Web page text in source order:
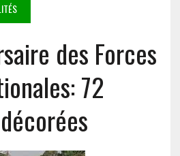
des Forces
72